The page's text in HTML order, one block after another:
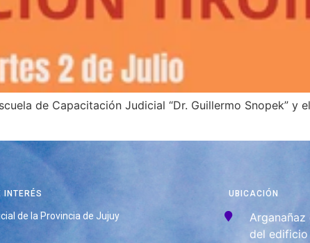
de Capacitación Judicial “Dr. Guillermo Snopek” y
INTERÉS
de la Provincia de Jujuy
UBICACIÓN
Arganañaz
del edificio